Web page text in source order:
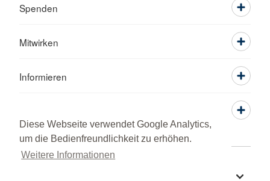
Diese Webseite verwendet Google Analytics,
um die Bedienfreundlichkeit zu erhöhen.
Weitere Informationen
Spenden
Mitwirken
Informieren